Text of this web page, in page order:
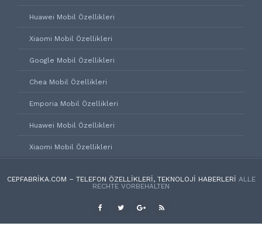
Huawei Mobil Özellikleri
Xiaomi Mobil Özellikleri
Google Mobil Özellikleri
Chea Mobil Özellikleri
Emporia Mobil Özellikleri
Huawei Mobil Özellikleri
Xiaomi Mobil Özellikleri
CEPFABRIKA.COM – TELEFON ÖZELLIKLERI, TEKNOLOJI HABERLERI ALLE
RECHTE VORBEHALTEN